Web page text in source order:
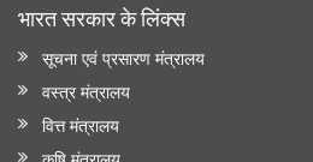
भारत सरकार के लिंक्‍स
सूचना एवं प्रसारण मंत्रालय
वस्त्र मंत्रालय
वित्त मंत्रालय